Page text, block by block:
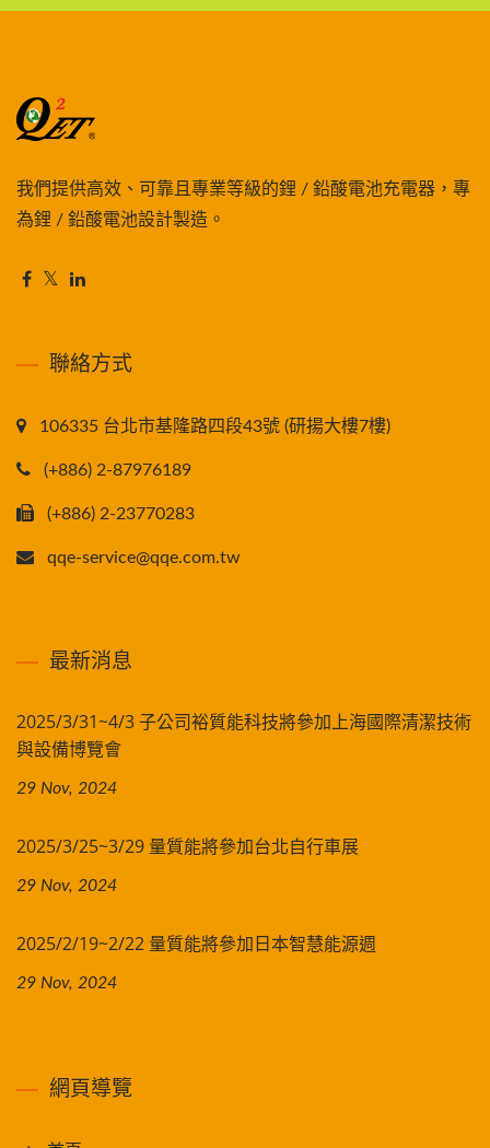
我們提供高效、可靠且專業等級的鋰 / 鉛酸電池充電器，專
為鋰 / 鉛酸電池設計製造。
聯絡方式
106335 台北市基隆路四段43號 (研揚大樓7樓)
(+886) 2-87976189
(+886) 2-23770283
qqe-service@qqe.com.tw
最新消息
2025/3/31~4/3 子公司裕質能科技將參加上海國際清潔技術
與設備博覽會
29 Nov, 2024
2025/3/25~3/29 量質能將參加台北自行車展
29 Nov, 2024
2025/2/19~2/22 量質能將參加日本智慧能源週
29 Nov, 2024
網頁導覽